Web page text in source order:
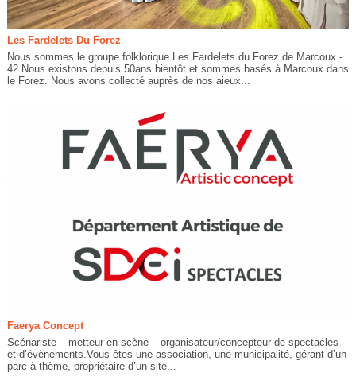
Les Fardelets Du Forez
Nous sommes le groupe folklorique Les Fardelets du Forez de Marcoux -
42.Nous existons depuis 50ans bientôt et sommes basés à Marcoux dans
le Forez. Nous avons collecté auprès de nos aieux...
Faerya Concept
Scénariste – metteur en scène – organisateur/concepteur de spectacles
et d’évènements.Vous êtes une association, une municipalité, gérant d’un
parc à thème, propriétaire d’un site...